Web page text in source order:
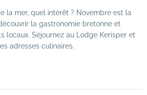
la mer, quel intérêt ? Novembre est la
la gastronomie bretonne et
locaux. Séjournez au Lodge Kerisper et
adresses culinaires.